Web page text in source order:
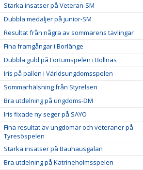
Starka insatser på Veteran-SM
Dubbla medaljer på junior-SM
Resultat från några av sommarens tävlingar
Fina framgångar i Borlänge
Dubbla guld på Fortumspelen i Bollnäs
Iris på pallen i Världsungdomsspelen
Sommarhälsning från Styrelsen
Bra utdelning på ungdoms-DM
Iris fixade ny seger på SAYO
Fina resultat av ungdomar och veteraner på
Tyresöspelen
Starka insatser på Bauhausgalan
Bra utdelning på Katrineholmsspelen